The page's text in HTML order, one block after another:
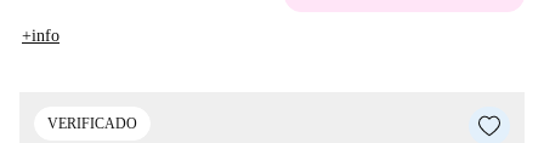
+info
VERIFICADO